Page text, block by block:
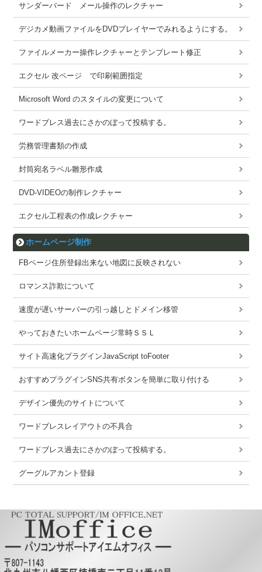
サンダーバード メール操作のレクチャー
デジカメ動画ファイルをDVDプレイヤーでみれるようにする。
ファイルメーカー操作レクチャーとテンプレート修正
エクセル 改ページ で印刷範囲指定
Microsoft Word のスタイルの変更について
ワードブレス過去にさかのぼって投稿する。
労務管理書類の作成
封筒宛名ラベル雛形作成
DVD-VIDEOの制作レクチャー
エクセル工程表の作成レクチャー
ホームページ制作
FBページ住所登録出来ない地図に反映されない
ロマンス詐欺について
速度が遅いサーバーの引っ越しとドメイン移管
やっておきたいホームページ常時ＳＳＬ
サイト高速化プラグインJavaScript toFooter
おすすめプラグインSNS共有ボタンを簡単に取り付ける
デザイン優先のサイトについて
ワードブレスレイアウトの不具合
ワードブレス過去にさかのぼって投稿する。
グーグルアカント登録